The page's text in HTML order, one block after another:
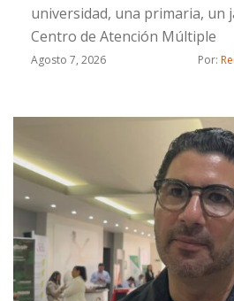
universidad, una primaria, un
Centro de Atención Múltiple
Agosto 7, 2026 Por: